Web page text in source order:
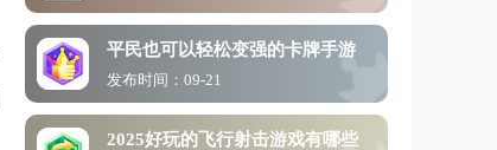
平民也可以轻松变强的卡牌手游
发布时间：09-21
2025好玩的飞行射击游戏有哪些